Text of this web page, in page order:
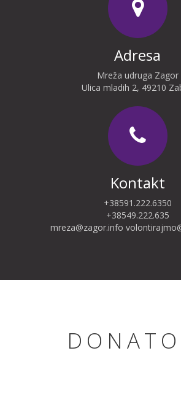
Adresa
Mreža udruga Zagor
Ulica mladih 2, 49210
Kontakt
+38591.222.6350
+38549.222.635
mreza@zagor.info